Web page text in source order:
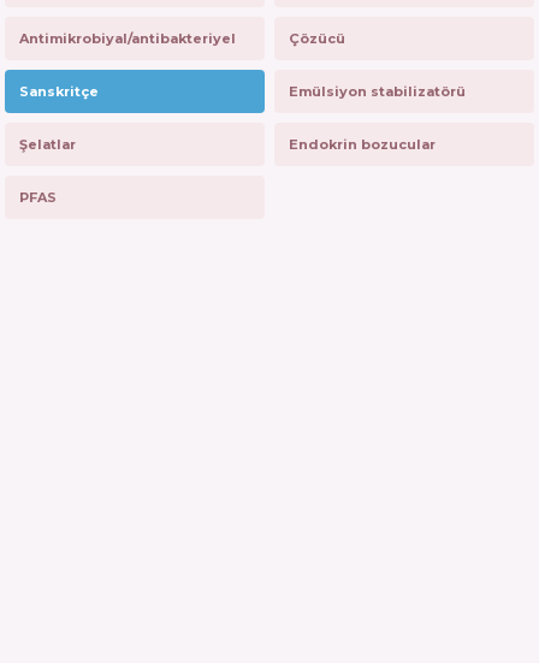
Antimikrobiyal/antibakteriyel Çözücü
Sanskritçe Emülsiyon stabilizatörü
Şelatlar Endokrin bozucular
PFAS